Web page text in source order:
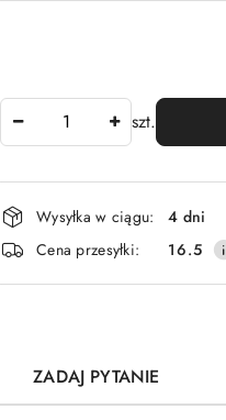
szt.
Dostępność
i
dostawa
Wysyłka w ciągu:
4 dni
Cena przesyłki:
16.5
ZADAJ PYTANIE